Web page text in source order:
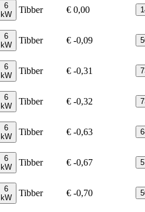
6
kW
Tibber € 0,00
6
kW
Tibber € -0,09
6
kW
Tibber € -0,31
6
kW
Tibber € -0,32
6
kW
Tibber € -0,63
6
kW
Tibber € -0,67
6
kW
Tibber € -0,70